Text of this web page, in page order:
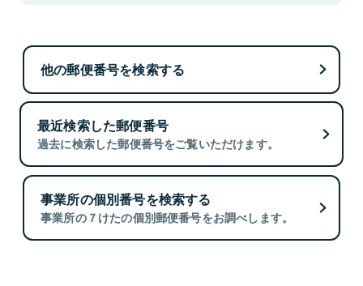
他の郵便番号を検索する
最近検索した郵便番号
過去に検索した郵便番号をご覧いただけます。
事業所の個別番号を検索する
事業所の７けたの個別郵便番号をお調べします。